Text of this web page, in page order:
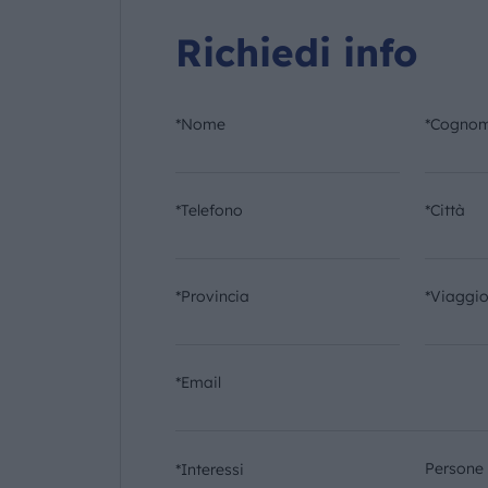
Richiedi info
*Nome
*Telefono *Città
*Provincia
*Email
*Interessi Persone